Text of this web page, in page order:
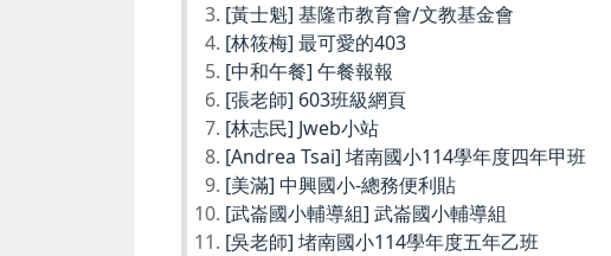
[黃士魁] 基隆市教育會/文教基金會
[林筱梅] 最可愛的403
[中和午餐] 午餐報報
[張老師] 603班級網頁
[林志民] Jweb小站
[Andrea Tsai] 堵南國小114學年度四年甲班
[美滿] 中興國小-總務便利貼
[武崙國小輔導組] 武崙國小輔導組
[吳老師] 堵南國小114學年度五年乙班